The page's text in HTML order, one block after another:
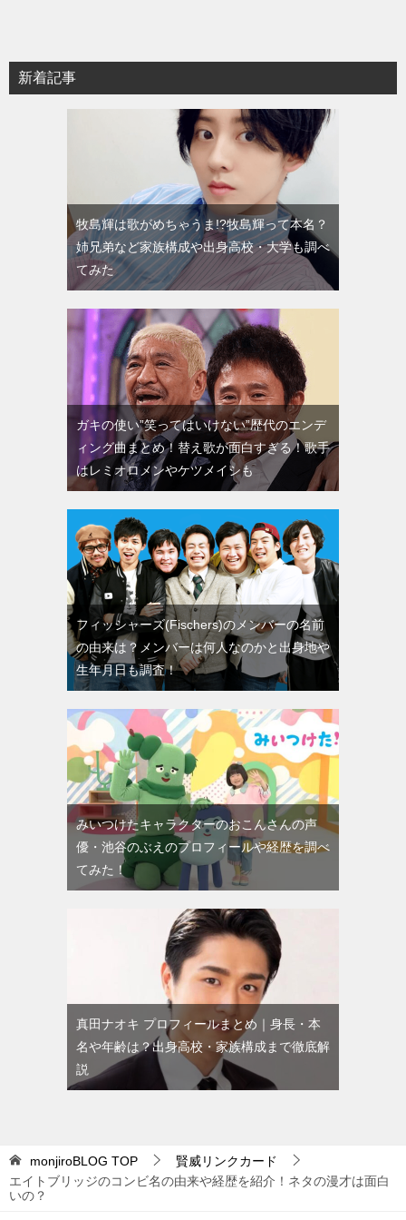
新着記事
牧島輝は歌がめちゃうま!?牧島輝って本名？
姉兄弟など家族構成や出身高校・大学も調べ
てみた
ガキの使い”笑ってはいけない”歴代のエンデ
ィング曲まとめ！替え歌が面白すぎる！歌手
はレミオロメンやケツメイシも
フィッシャーズ(Fischers)のメンバーの名前
の由来は？メンバーは何人なのかと出身地や
生年月日も調査！
みいつけたキャラクターのおこんさんの声
優・池谷のぶえのプロフィールや経歴を調べ
てみた！
真田ナオキ プロフィールまとめ｜身長・本
名や年齢は？出身高校・家族構成まで徹底解
説
monjiroBLOG TOP
賢威リンクカード
エイトブリッジのコンビ名の由来や経歴を紹介！ネタの漫才は面白
いの？